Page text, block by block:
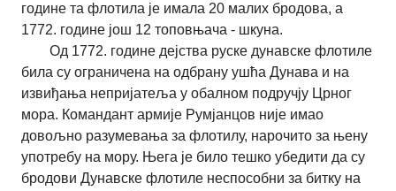
године та флотила је имала 20 малих бродова, а
1772. године још 12 топовњача - шкуна.
Од 1772. године дејства руске дунавске флотиле
била су ограничена на одбрану ушћа Дунава и на
извиђања непријатеља у обалном подручју Црног
мора. Командант армије Румјанцов није имао
довољно разумевања за флотилу, нарочито за њену
употребу на мору. Њега је било тешко убедити да су
бродови Дунавске флотиле неспособни за битку на